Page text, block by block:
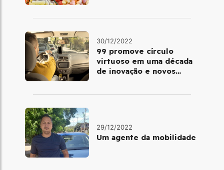
30/12/2022
99 promove círculo
virtuoso em uma década
de inovação e novos
29/12/2022
Um agente da mobilidade